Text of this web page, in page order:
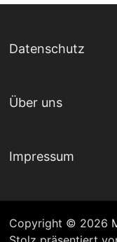
Datenschutz
Über uns
Impressum
Copyright © 2026